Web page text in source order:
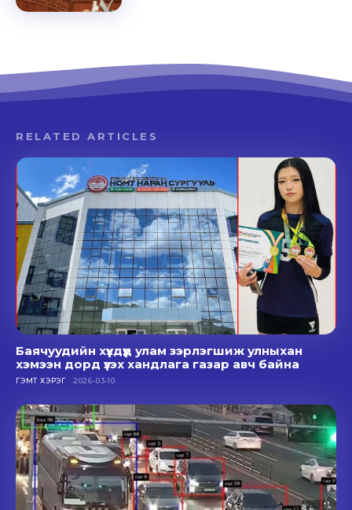
RELATED ARTICLES
Баячуудийн хүүхдүүд улам зэрлэгшиж улныхан
хэмээн дорд үзэх хандлага газар авч байна
ГЭМТ ХЭРЭГ 2026-03-10